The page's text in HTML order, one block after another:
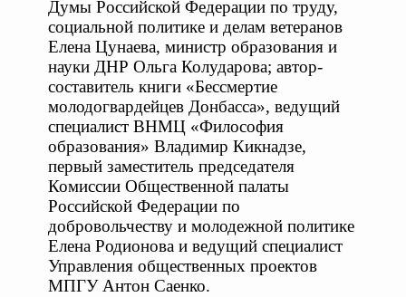
Думы Российской Федерации по труду,
социальной политике и делам ветеранов
Елена Цунаева, министр образования и
науки ДНР Ольга Колударова; автор-
составитель книги «Бессмертие
молодогвардейцев Донбасса», ведущий
специалист ВНМЦ «Философия
образования» Владимир Кикнадзе,
первый заместитель председателя
Комиссии Общественной палаты
Российской Федерации по
добровольчеству и молодежной политике
Елена Родионова и ведущий специалист
Управления общественных проектов
МПГУ Антон Саенко.